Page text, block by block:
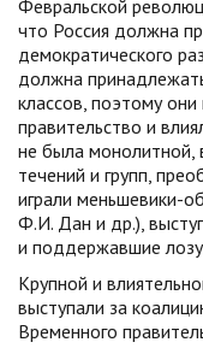
Февральской
что Россия должна
демократического
должна
классов, поэтому
правительство и
не была монолитной,
течений и групп,
играли меньшевики-
Ф.И. Дан и др.),
и поддержавшие
Крупной и
выступали за
Временного